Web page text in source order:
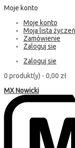
Moje konto
Moje konto
Moja lista życzeń
Zamówienie
Zaloguj się
Zaloguj sie
0 produkt(y) - 0,00 zł
MX Nowicki